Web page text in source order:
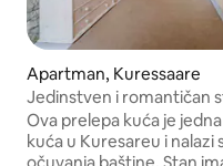
Apartman, Kuressaare
Jedinstven i romantičan
grada
Ova prelepa kuća je
kuća u Kuresareu i nalazi